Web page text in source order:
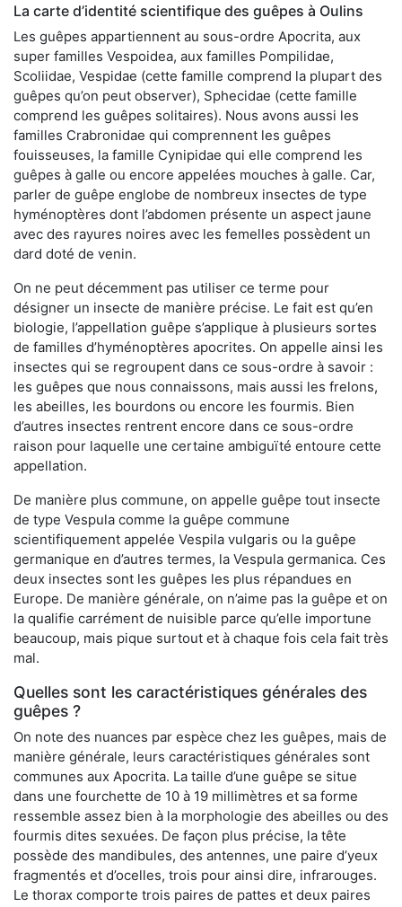
La carte d’identité scientifique des guêpes à Oulins
Les guêpes appartiennent au sous-ordre Apocrita, aux
super familles Vespoidea, aux familles Pompilidae,
Scoliidae, Vespidae (cette famille comprend la plupart des
guêpes qu’on peut observer), Sphecidae (cette famille
comprend les guêpes solitaires). Nous avons aussi les
familles Crabronidae qui comprennent les guêpes
fouisseuses, la famille Cynipidae qui elle comprend les
guêpes à galle ou encore appelées mouches à galle. Car,
parler de guêpe englobe de nombreux insectes de type
hyménoptères dont l’abdomen présente un aspect jaune
avec des rayures noires avec les femelles possèdent un
dard doté de venin.
On ne peut décemment pas utiliser ce terme pour
désigner un insecte de manière précise. Le fait est qu’en
biologie, l’appellation guêpe s’applique à plusieurs sortes
de familles d’hyménoptères apocrites. On appelle ainsi les
insectes qui se regroupent dans ce sous-ordre à savoir :
les guêpes que nous connaissons, mais aussi les frelons,
les abeilles, les bourdons ou encore les fourmis. Bien
d’autres insectes rentrent encore dans ce sous-ordre
raison pour laquelle une certaine ambiguïté entoure cette
appellation.
De manière plus commune, on appelle guêpe tout insecte
de type Vespula comme la guêpe commune
scientifiquement appelée Vespila vulgaris ou la guêpe
germanique en d’autres termes, la Vespula germanica. Ces
deux insectes sont les guêpes les plus répandues en
Europe. De manière générale, on n’aime pas la guêpe et on
la qualifie carrément de nuisible parce qu’elle importune
beaucoup, mais pique surtout et à chaque fois cela fait très
mal.
Quelles sont les caractéristiques générales des
guêpes ?
On note des nuances par espèce chez les guêpes, mais de
manière générale, leurs caractéristiques générales sont
communes aux Apocrita. La taille d’une guêpe se situe
dans une fourchette de 10 à 19 millimètres et sa forme
ressemble assez bien à la morphologie des abeilles ou des
fourmis dites sexuées. De façon plus précise, la tête
possède des mandibules, des antennes, une paire d’yeux
fragmentés et d’ocelles, trois pour ainsi dire, infrarouges.
Le thorax comporte trois paires de pattes et deux paires